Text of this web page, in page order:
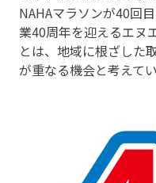
NAHAマラソンが40回
業40周年を迎えるエヌ
とは、地域に根ざした
が重なる機会と考えてい